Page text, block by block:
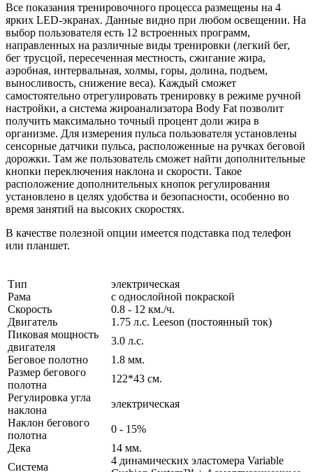
Все показания тренировочного процесса размещены на 4
ярких LED-экранах. Данные видно при любом освещении. На
выбор пользователя есть 12 встроенных программ,
направленных на различные виды тренировки (легкий бег,
бег трусцой, пересеченная местность, сжигание жира,
аэробная, интервальная, холмы, горы, долина, подъем,
выносливость, снижение веса). Каждый сможет
самостоятельно отрегулировать тренировку в режиме ручной
настройки, а система жироанализатора Body Fat позволит
получить максимально точный процент доли жира в
организме. Для измерения пульса пользователя установлены
сенсорные датчики пульса, расположенные на ручках беговой
дорожки. Там же пользователь сможет найти дополнительные
кнопки переключения наклона и скорости. Такое
расположение дополнительных кнопок регулирования
установлено в целях удобства и безопасности, особенно во
время занятий на высоких скоростях.
В качестве полезной опции имеется подставка под телефон
или планшет.
Тип
электрическая
Рама
с однослойной покраской
Скорость
0.8 - 12 км./ч.
Двигатель
1.75 л.с. Leeson (постоянный ток)
Пиковая мощность
двигателя
3.0 л.с.
Беговое полотно
1.8 мм.
Размер бегового
полотна
122*43 см.
Регулировка угла
наклона
электрическая
Наклон бегового
полотна
0 - 15%
Дека
14 мм.
Система
4 динамических эластомера Variable